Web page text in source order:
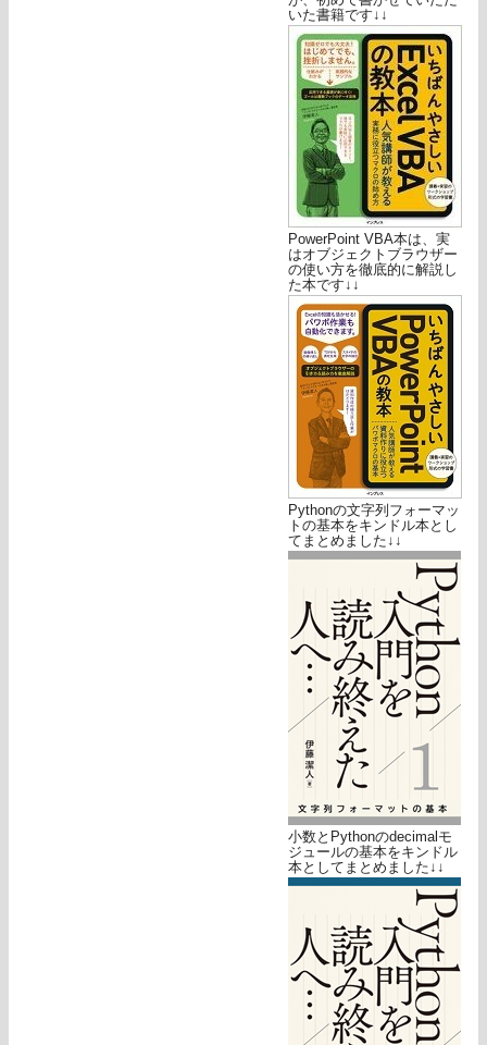
いた書籍です↓↓
PowerPoint VBA本は、実
はオブジェクトブラウザー
の使い方を徹底的に解説し
た本です↓↓
Pythonの文字列フォーマッ
トの基本をキンドル本とし
てまとめました↓↓
小数とPythonのdecimalモ
ジュールの基本をキンドル
本としてまとめました↓↓